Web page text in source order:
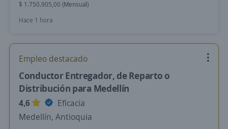
$ 1.750.905,00 (Mensual)
Hace 1 hora
Empleo destacado
Conductor Entregador, de Reparto o
Distribución para Medellín
4,6
Eficacia
Medellín, Antioquia